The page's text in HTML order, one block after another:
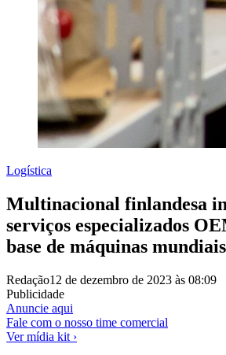
Logística
Multinacional finlandesa
serviços especializados
base de máquinas mundiais
Redação12 de dezembro de 2023 às 08:09
Publicidade
Anuncie aqui
Fale com o nosso time comercial
Ver mídia kit ›